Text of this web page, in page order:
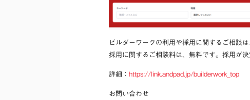
ビルダーワークの利用や採用に関するご相談
採用に関するご相談料は、無料です。採用が
詳細： https://link.andpad.jp/builderwork_top
お問い合わせ